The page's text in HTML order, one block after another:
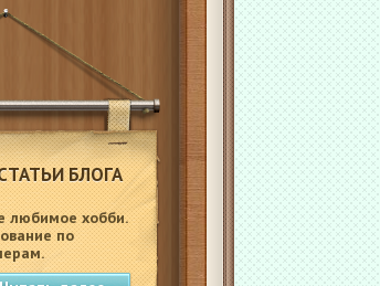
БЛОГА
любимое хобби.
по